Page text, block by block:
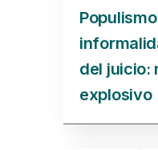
del juicio:
explosivo